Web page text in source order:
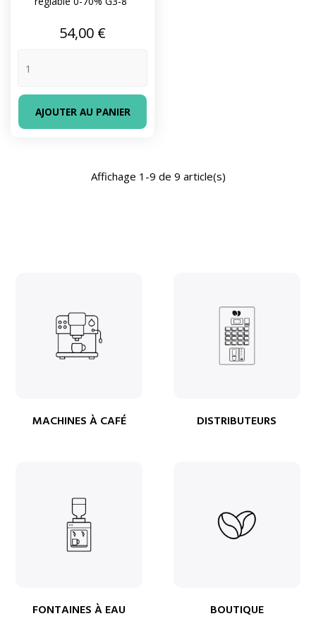
Prix
54,00 €
AJOUTER AU PANIER
Affichage 1-9 de 9 article(s)
MACHINES À CAFÉ DISTRIBUTEURS
FONTAINES À EAU BOUTIQUE